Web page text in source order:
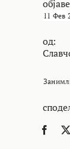
11 Фев
од: